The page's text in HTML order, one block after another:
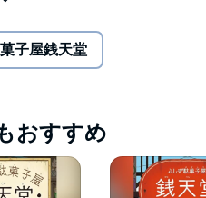
Co.,Ltd.
子屋銭天堂
おすすめ